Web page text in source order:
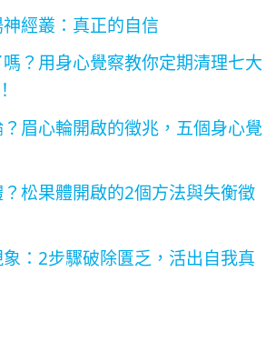
經叢：真正的自信
？用身心覺察教你定期清理七大
眉心輪開啟的徵兆，五個身心覺
松果體開啟的2個方法與失衡徵
：2步驟破除匱乏，活出自我真